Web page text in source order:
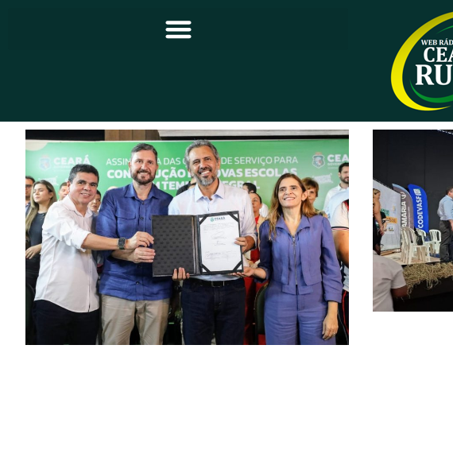
Principal
Notícias
Programação
Equipe
Contato
Sobre